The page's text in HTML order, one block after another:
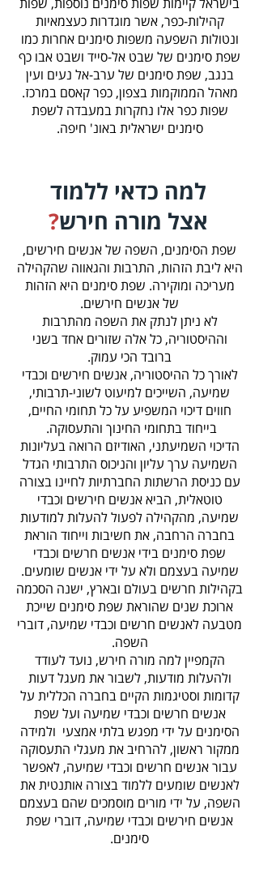
קהילות-כפר, אשר מוגדרות כעצמאיות
ונטולות השפעה משפות סימנים אחרות כמו
שפת סימנים של שבט אל-סייד ושבט אבו כף
בנגב, שפת סימנים של ערב-אל נעים ועין
מאהל הממוקמות בצפון, כפר קאסם במרכז.
שפות כפר אלו נחקרות במעבדה לשפת
סימנים ישראלית באונ' חיפה.
למה כדאי ללמוד
אצל מורה חירש?
שפת הסימנים, השפה של אנשים חירשים,
היא ליבת הזהות, התרבות והגאווה שהקהילה
מעריכה ומוקירה. שפת סימנים היא הזהות
של אנשים חירשים.
לא ניתן לנתק את השפה מהתרבות
וההיסטוריה, כל אלה שזורים אחד בשני
ברובד הכי עמוק.
לאורך כל ההיסטוריה, אנשים חירשים וכבדי
שמיעה, השייכים למיעוט לשוני-תרבותי,
חווים דיכוי המשפיע על כל תחומי החיים,
בייחוד בתחומי החינוך והתעסוקה.
הדיכוי השמיעתני, האודיזם הרואה בעליונות
השמיעה ערך עליון והניכוס התרבותי הגדל
עם כניסת הרשתות החברתיות לחיינו בצורה
טוטאלית, הביא אנשים חירשים וכבדי
שמיעה, מהקהילה לפעול להעלות למודעות
בחברה הרחבה, את חשיבות וייחוד הוראת
שפת סימנים בידי אנשים חרשים וכבדי
שמיעה בעצמם ולא על ידי אנשים שומעים.
בקהילות חרשים בעולם ובארץ, ישנה הסכמה
ארוכת שנים שהוראת שפת סימנים שייכת
מטבעה לאנשים חרשים וכבדי שמיעה, דוברי
השפה.
הקמפיין למה מורה חירש, נועד לעודד
ולהעלות מודעות, לשבור את מעגל דעות
קדומות וסטיגמות הקיים בחברה הכללית על
אנשים חרשים וכבדי שמיעה ועל שפת
הסימנים על ידי מפגש בלתי אמצעי ולמידה
ממקור ראשון, להרחיב את מעגלי התעסוקה
עבור אנשים חרשים וכבדי שמיעה, לאפשר
לאנשים שומעים ללמוד בצורה אותנטית את
השפה, על ידי מורים מוסמכים שהם בעצמם
אנשים חירשים וכבדי שמיעה, דוברי שפת
סימנים.